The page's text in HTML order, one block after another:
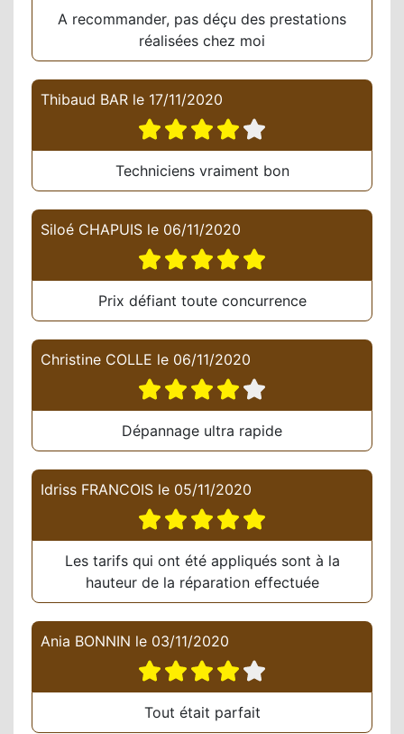
A recommander, pas déçu des prestations
réalisées chez moi
Thibaud BAR le 17/11/2020
Techniciens vraiment bon
Siloé CHAPUIS le 06/11/2020
Prix défiant toute concurrence
Christine COLLE le 06/11/2020
Dépannage ultra rapide
Idriss FRANCOIS le 05/11/2020
Les tarifs qui ont été appliqués sont à la
hauteur de la réparation effectuée
Ania BONNIN le 03/11/2020
Tout était parfait